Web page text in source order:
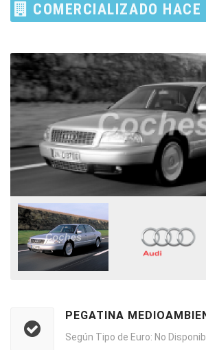
COMERCIALIZADO
PEGATINA
Según Tipo de Euro: No